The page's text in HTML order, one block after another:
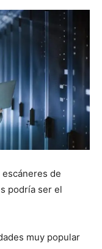
de
podría ser el
muy popular